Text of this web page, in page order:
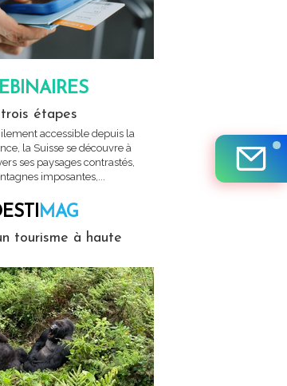
étapes
accessible depuis la
la Suisse se découvre à
ses paysages contrastés,
imposantes,...
MAG
tourisme à haute